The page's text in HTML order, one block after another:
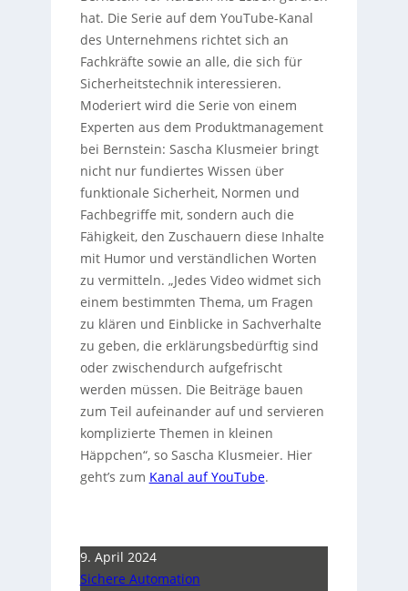
hat. Die Serie auf dem YouTube-Kanal
des Unternehmens richtet sich an
Fachkräfte sowie an alle, die sich für
Sicherheitstechnik interessieren.
Moderiert wird die Serie von einem
Experten aus dem Produktmanagement
bei Bernstein: Sascha Klusmeier bringt
nicht nur fundiertes Wissen über
funktionale Sicherheit, Normen und
Fachbegriffe mit, sondern auch die
Fähigkeit, den Zuschauern diese Inhalte
mit Humor und verständlichen Worten
zu vermitteln. „Jedes Video widmet sich
einem bestimmten Thema, um Fragen
zu klären und Einblicke in Sachverhalte
zu geben, die erklärungsbedürftig sind
oder zwischendurch aufgefrischt
werden müssen. Die Beiträge bauen
zum Teil aufeinander auf und servieren
komplizierte Themen in kleinen
Häppchen“, so Sascha Klusmeier. Hier
geht’s zum Kanal auf YouTube.
9. April 2024
Sichere Automation